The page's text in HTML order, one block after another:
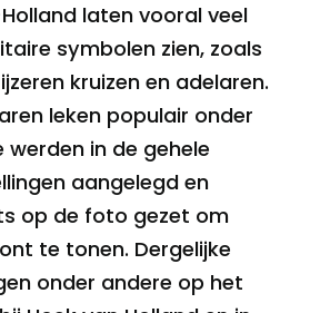
laten vooral veel
symbolen zien, zoals
kruizen en adelaren.
leken populair onder
werden in de gehele
aangelegd en
op de foto gezet om
te tonen. Dergelijke
onder andere op het